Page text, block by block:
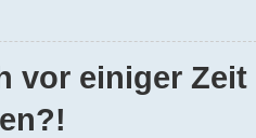
vor einiger